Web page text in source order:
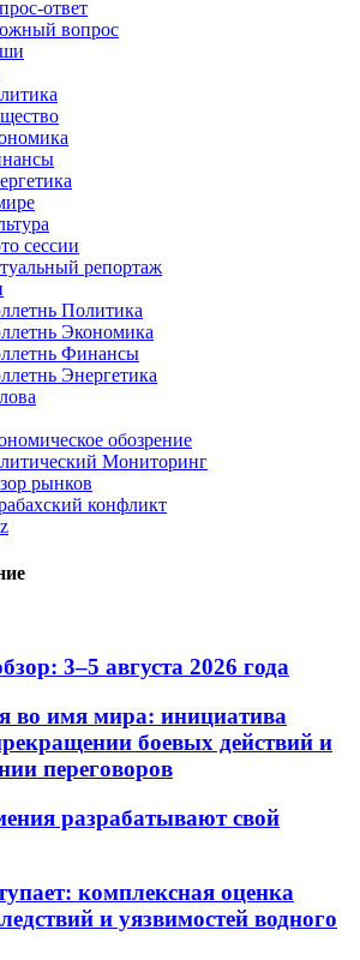
ответ
вопрос
сессии
репортаж
Политика
Экономика
Финансы
Энергетика
обозрение
Мониторинг
рынков
конфликт
3–5 августа 2026 года
во имя мира: инициатива
боевых действий и
переговоров
разрабатывают свой
комплексная оценка
и уязвимостей водного